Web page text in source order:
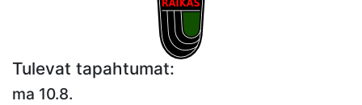
Tulevat tapahtumat:
ma 10.8.